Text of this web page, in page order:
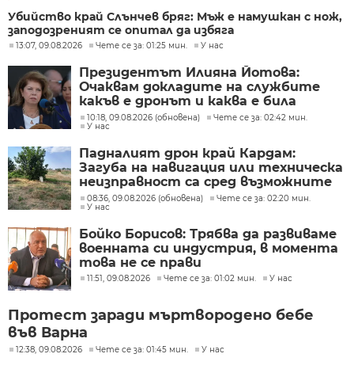
Убийство край Слънчев бряг: Мъж е намушкан с нож,
заподозреният се опитал да избяга
13:07, 09.08.2026 Чете се за: 01:25 мин. У нас
Президентът Илияна Йотова:
Очаквам докладите на службите
какъв е дронът и каква е била
неговата роля
10:18, 09.08.2026 (обновена)
Чете се за: 02:42 мин.
У нас
Падналият дрон край Кардам:
Загуба на навигация или техническа
неизправност са сред възможните
причини
08:36, 09.08.2026 (обновена)
Чете се за: 02:20 мин.
У нас
Бойко Борисов: Трябва да развиваме
военната си индустрия, в момента
това не се прави
11:51, 09.08.2026 Чете се за: 01:02 мин. У нас
Протест заради мъртвородено бебе
във Варна
12:38, 09.08.2026 Чете се за: 01:45 мин. У нас